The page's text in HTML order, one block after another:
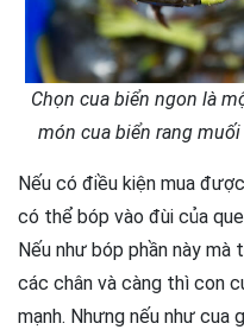
Chọn cua biển ngon là
món cua biển rang
Nếu có điều kiện mua
có thể bóp vào đùi của
Nếu như bóp phần này mà
các chân và càng thì con
mạnh. Nhưng nếu như cua